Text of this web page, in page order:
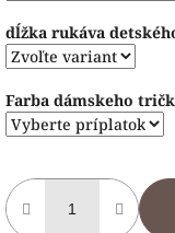
dĺžka rukáva
Farba dámskeho